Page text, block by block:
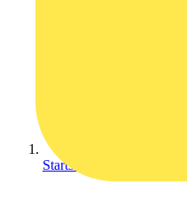
Startseite